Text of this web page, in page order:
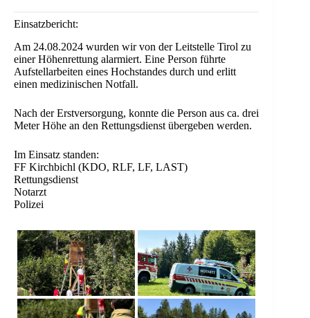
Einsatzbericht:
Am 24.08.2024 wurden wir von der Leitstelle Tirol zu
einer Höhenrettung alarmiert. Eine Person führte
Aufstellarbeiten eines Hochstandes durch und erlitt
einen medizinischen Notfall.
Nach der Erstversorgung, konnte die Person aus ca. drei
Meter Höhe an den Rettungsdienst übergeben werden.
Im Einsatz standen:
FF Kirchbichl (KDO, RLF, LF, LAST)
Rettungsdienst
Notarzt
Polizei